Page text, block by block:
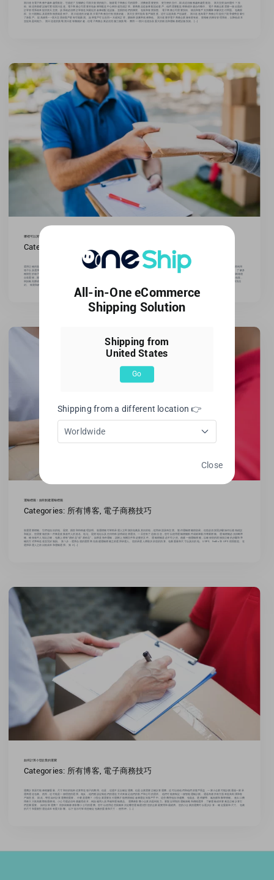
當日達在電子商務中越來越受歡迎。它描述了互聯網公司當天發貨的能力。隨著電子商務公司的競爭，消費者需要更快、更方便的交付，因此這項服務越來越受歡迎。 當天交貨如何運作？ 技
術、物流和基礎設施可實現當日送達。電子商務公司需要本地倉庫和配送中心來快速完成訂單。要將產品從倉庫配送給客戶，他們需要配送車隊或快遞合作夥伴。 電子商務企業需要一個全面的
訂單管理系統來提供當天交貨。該系統必須將訂單發送到最近的倉庫或配送設施，並跟踪他們的揀貨、包裝和發貨狀態。 電子商務公司需要技術、物流和客戶支持團隊來解決交付問題。包裹跟
踪、交付困難以及退貨和換貨就是例子。 當日送達的好處 當天電子商務交付有很多好處： 當天交貨可提高客戶滿意度。這可以提高客戶忠誠度。 當日送達為電子商務公司提供了競爭優勢並吸引
了新客戶。 提高銷售——當天交貨使客戶更有可能購買。 如果客戶可以在同一天收到訂單，購物車放棄率就會降低。 當日達要求電子商務企業擁有更有效、更精確的庫存管理系統，以降低成本
並提高盈利能力。 當日送達的挑戰 當日達有幾個好處，但電子商務企業必須克服三個挑戰： 費用——當日送達涉及重大的物流和運輸基礎設施投資。 [...]
哪裡可以買到運輸箱：綜合指南
Categories:
選擇正確的裝運箱對於安全交付至關重要。由於市場上有很多選擇，因此可能很難找到最好的裝運箱。我們將在本指南中涵蓋在線、本地和製造商裝運箱賣家。 此外，我們將討論回收和再利用
箱子以及選擇正確的運輸箱。 通過閱讀這篇文章，您將知道在哪裡可以購買供您的企業或個人使用的運輸箱。 運輸箱的類型 選擇正確類型和尺寸的裝運箱有助於確保您的物品安全送達。 了解多
種類型的箱子很重要，無論您是在尋找小型運輸箱還是大箱子來裝重而易碎的物品。 瓦楞紙箱。 最常見的裝運箱是瓦楞紙箱。它們在兩層平面之間有瓦楞紙，尺寸和強度各不相同。瓦楞紙箱適
合裝重物，因為它們可以承受艱難的運輸。 折疊紙盒。 輕巧小巧的產品可以用薄紙板折疊紙箱運輸。它們可以運輸化妝品、小工具和食品。折疊紙箱比瓦楞紙箱更脆弱，可能需要額外的包裝，
例如氣泡膜或包裝花生來保護產品。 郵寄管。 海報、地圖和平面圖使用圓柱形郵寄管運輸。這些郵寄管採用各種尺寸的紙板和塑料包裝。郵寄管有助於防止在郵寄過程中彎曲和擠壓。 填充信
封。 珠寶和紙張用帶襯墊的信封運輸。它們有自粘封口和氣泡包裝襯墊。帶襯墊的信封不如盒子耐用，但可以緩衝易碎物品。 保利梅勒。 [...]
運輸標籤：如何創建運輸標籤
Categories: 所有博客 電子商務技巧
裝運需要標籤。它們包括目的地、退貨、跟踪和特殊處理說明。裝運標籤可幫助承運人立即識別包裹及其目的地，從而保證及時交貨。 製作運輸標籤很容易，但您必須按照步驟操作以避免錯誤
和延誤。您需要做的第一件事是收集收件人的姓名、地址、退貨地址以及任何特殊說明或送貨選項。一旦您有了這個 信息，您可以使用運輸標籤軟件或紙筆製作專業標籤。 運輸標籤必須清晰準
確。確保收件人地址正確，包裹上標有“易碎品”或“易碎品”。如果是海外運輸，請附上海關文件和必要的文件。 運輸標籤是必不可少的。創建一個運輸標籤，以確保您的貨物按正確的步驟和準
確的方式準時送達並完好無損。 第 1 步：選擇合適的運營商 在創建運輸標籤之前選擇承運人。您的承運人將取決於您的預算、包裹重量和尺寸以及目的地。 USPS、FedEx 和 UPS 很受歡迎。在
選擇承運人之前比較成本和運輸選擇。 第 2 [...]
如何計算小型企業的運費
Categories: 所有博客 電子商務技巧
運費計算器可能會根據重量、尺寸和目的地來估算寄送箱子的費用。但是，這還不足以確定運費。但是企業需要正確計算運費，這可以使他們和他們的客戶受益 . 一家小企業可能計劃通過一家承
運商運送包裹。然而，這可能是一個理想的選擇。相反，他們應該定制他們的運送方式來滿足他們的客戶和公司的需求。 他們可能會制定一個智能運輸計劃，通過考慮所有方面來提高利潤和客
戶滿意度。 因此，學習如何計算運費很重要。 什麼是運費？ 小型企業需要支付運費才能將貨物從倉庫運送到客戶手中。這些費用包括快遞費、包裝盒、透明膠帶、氣泡膜和郵寄標籤。 進出口費
用會大大推高國際航運價格。小公司還必須考慮處理成本，例如僱用人員準備和運輸產品。 運費會影響小企業的盈利能力。要製定明智的運輸策略和價格選擇，了解運輸成本要素並正確計算它
們至關重要。 如何計算運費？ 很多因素都會影響小公司的運費。您可以使用這些因素來決定哪些運輸選項對您的企業最實用和最經濟。您的小企業的運費可以逐步計算： 確定重量和尺寸。 包裹
的尺寸和重量對運送成本有重大影響。 以下提示可幫助您確定包裹的重量和尺寸： 使用秤。 [...]
All-in-One eCommerce
Shipping Solution
Shipping from
United States
Go
Shipping from a different location 👉
Worldwide
Close